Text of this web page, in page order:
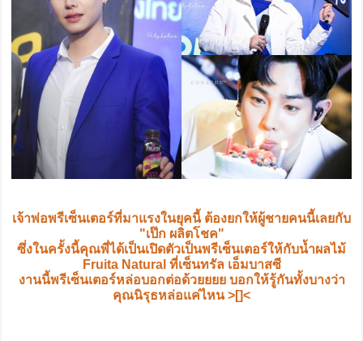
เจ้าพ่อพรีเซ็นเตอร์ที่มาแรงในยุคนี้ ต้องยกให้ผู้ชายคนนี้เลยกับ
"เป๊ก ผลิตโชค"
ซึ่งในครั้งนี้คุณพี่ได้เป็นเปิดตัวเป็นพรีเซ็นเตอร์ให้กับน้ำผลไม้
Fruita Natural ที่เซ็นทรัล เอ็มบาสซี
งานนี้พรีเซ็นเตอร์หล่อบอกต่อด้วยยยย บอกให้รู้กันทั้งบางว่า
คุณนิรุธหล่อแค่ไหน >[]<